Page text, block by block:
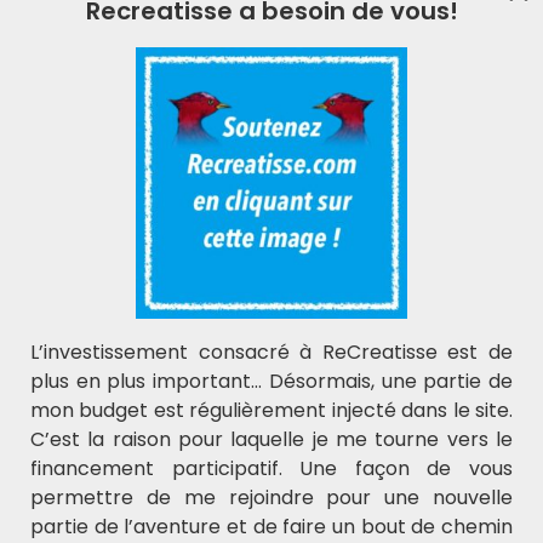
L'actualité ReCreatisse
Laisser votre e-mail ci-dessous.
Soutenir ReCreatisse
Recreatisse
Recreatisse a besoin de vous!
L’investissement consacré à ReCreatisse est de
plus en plus important… Désormais, une partie de
mon budget est régulièrement injecté dans le site.
C’est la raison pour laquelle je me tourne vers le
financement participatif. Une façon de vous
permettre de me rejoindre pour une nouvelle
partie de l’aventure et de faire un bout de chemin